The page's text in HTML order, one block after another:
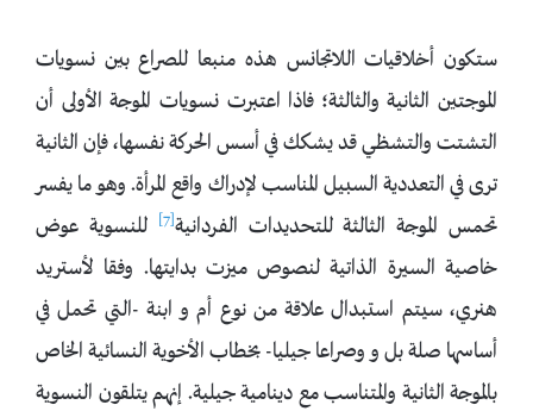
ستكون أخلاقيات اللاتجانس هذه منبعا للصراع بين نسويات
الموجتين الثانية والثالثة؛ فاذا اعتبرت نسويات الموجة الأولى أن
التشتت والتشظي قد يشكك في أسس الحركة نفسها، فإن الثانية
ترى في التعددية السبيل المناسب لإدراك واقع المرأة. وهو ما يفسر
تحمس الموجة الثالثة للتحديدات الفردانية[7]
للنسوية عوض
خاصية السيرة الذاتية لنصوص ميزت بدايتها. وفقا لأستريد
هنري، سيتم استبدال علاقة من نوع أم و ابنة -التي تحمل في
أساسها صلة بل و وصراعا جيليا- بخطاب الأخوية النسائية الخاص
بالموجة الثانية والمتناسب مع دينامية جيلية. إنهم يتلقون النسوية